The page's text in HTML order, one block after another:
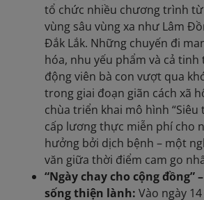
tổ chức nhiều chương trình
vùng sâu vùng xa như Lâm
Đắk Lắk. Những chuyến đi
hóa, nhu yếu phẩm và cả tinh
động viên bà con vượt qua
trong giai đoạn giãn cách xã
chùa triển khai mô hình “Siêu
cấp lương thực miễn phí cho
hưởng bởi dịch bệnh – một
văn giữa thời điểm cam go
“Ngày chay cho cộng đồng”
sống thiện lành: Vào ngày